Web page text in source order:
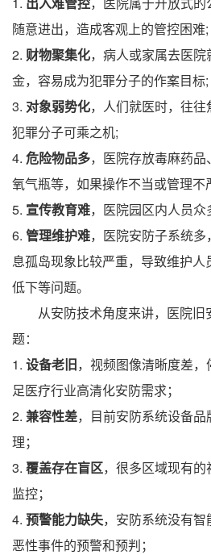
随意进出，造成客观上的管控困难;
2. 财物聚集化，病人或家属去医
金，容易成为犯罪分子的作案目标;
3. 对象弱势化，人们就医时，往
犯罪分子可乘之机;
4. 危险物品多，医院存放毒麻药
氧气瓶等，如果操作不当或管理不
5. 宣传教育难，医院园区内人员
6. 管理维护难，医院安防子系统
息孤岛现象比较严重，导致维护
低下等问题。
从安防技术角度来讲，医院旧
题：
1. 设备老旧，视频图像清晰度差
足医疗行业高清化安防需求；
2. 兼容性差，目前安防系统设备
理；
3. 覆盖存在盲区，很多区域现有
监控；
4. 预警能力缺失，安防系统没有
恶性事件的预警和预判；